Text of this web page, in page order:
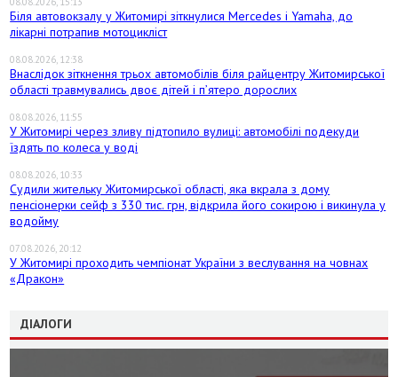
Біля автовокзалу у Житомирі зіткнулися Mercedes і Yamaha, до
лікарні потрапив мотоцикліст
08.08.2026, 12:38
Внаслідок зіткнення трьох автомобілів біля райцентру Житомирської
області травмувались двоє дітей і пʼятеро дорослих
08.08.2026, 11:55
У Житомирі через зливу підтопило вулиці: автомобілі подекуди
їздять по колеса у воді
08.08.2026, 10:33
Судили жительку Житомирської області, яка вкрала з дому
пенсіонерки сейф з 330 тис. грн, відкрила його сокирою і викинула у
водойму
07.08.2026, 20:12
У Житомирі проходить чемпіонат України з веслування на човнах
«Дракон»
ДІАЛОГИ